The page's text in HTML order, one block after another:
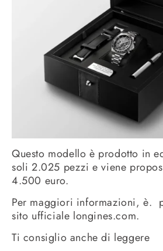
Questo modello è prodotto in
soli 2.025 pezzi e viene
4.500 euro.
Per maggiori informazioni, è.
sito ufficiale longines.com.
Ti consiglio anche di leggere